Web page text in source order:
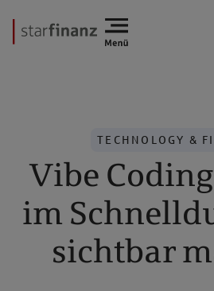
TECHNOLOGY &
Vibe
im
sichtbar